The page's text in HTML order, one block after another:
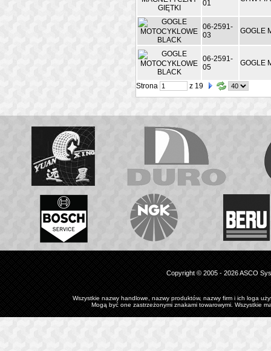
01
06-2591-
03
GOGLE
06-2591-
05
GOGLE
Strona z 19
Copyright © 2005 - 2026 ASCO
Wszystkie nazwy handlowe, nazwy produktów, nazwy firm i ich loga
Mogą być one zastrzeżonymi znakami towarowymi. Wszystkie